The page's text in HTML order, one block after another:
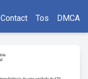
Contact Tos DMCA